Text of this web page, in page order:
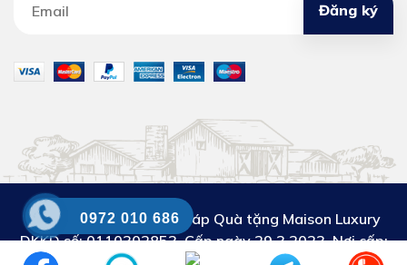
Đăng ký
Công ty Cổ phần Giải pháp Quà tặng Maison Luxury
DKKD số:0110302853. Cấp ngày 29.3.2023. Nơi cấp:
0972 010 686